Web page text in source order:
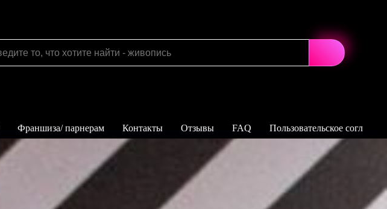
Франшиза/ парнерам Контакты Отзывы FAQ Пользовательское